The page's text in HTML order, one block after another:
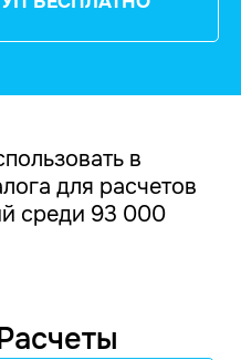
в
для расчетов
среди 93 000